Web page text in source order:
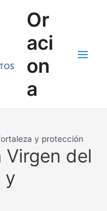
Or
aci
on
a
y protección
Virgen del
y